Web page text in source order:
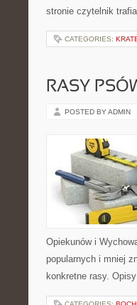
stronie czytelnik
CATEGORIES:
RASY
POSTED BY ADMIN
Opiekunów i
popularnych i mniej
konkretne rasy.